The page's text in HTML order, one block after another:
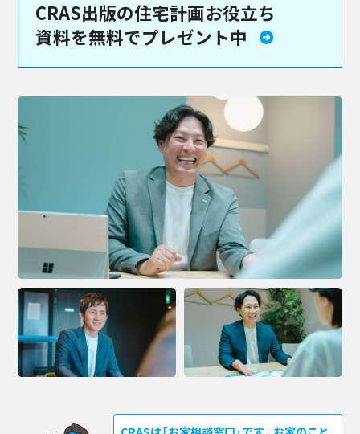
CRAS出版の住宅計画お役立ち
資料を無料でプレゼント中